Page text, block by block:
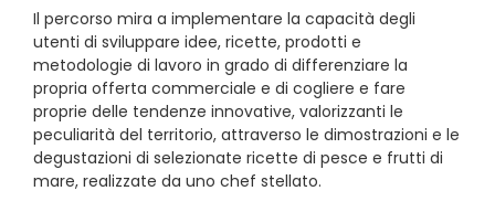
Il percorso mira a implementare la capacità degli
utenti di sviluppare idee, ricette, prodotti e
metodologie di lavoro in grado di differenziare la
propria offerta commerciale e di cogliere e fare
proprie delle tendenze innovative, valorizzanti le
peculiarità del territorio, attraverso le dimostrazioni e le
degustazioni di selezionate ricette di pesce e frutti di
mare, realizzate da uno chef stellato.